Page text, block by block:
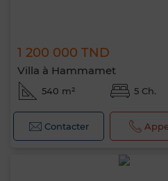
1 200 000 TND
Villa à Hammamet
540 m² 5 Ch.
Contacter